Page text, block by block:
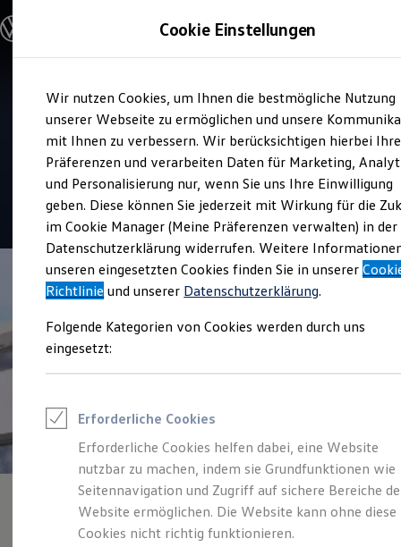
Hauptinhalt
springen
Footer
springen
Modelle und Konfigurator
Modelle vergleichen
Elektroautos
ENERGY Sondermodelle
Nutzfahrzeuge
SUV und CUV
Familienautos
Kombis
Kompaktwagen
Sportwagen
Schnell verfügbare Fahrzeuge
Angebote und Produkte
Aktuelle Angebote
E-Auto-Förderung
Volkswagen Marktplatz
Junge Gebrauchtwagen und Gebrauchtwagen
Volkswagen Zertifizierte Gebrauchtwagen
Zubehör- und Serviceangebote
Leasing
Leasing-Angebote
Gebrauchtwagen Leasing
Junge Gebrauchtwagen-Leasing
Elektroauto Leasing
Kleinwagen-Leasing
Leasing ohne Anzahlung
Finanzierung
Service
Autohaus Koch
Top Kundenzufriedenheit Service 2026
4.9|61 Bewertungen
Cookie Einstellungen
Wir nutzen Cookies, um Ihnen die bestmögliche Nutzung
unserer Webseite zu ermöglichen und unsere
mit Ihnen zu verbessern. Wir berücksichtigen hierbei Ihre
Präferenzen und verarbeiten Daten für Marketing,
und Personalisierung nur, wenn Sie uns Ihre Einwilligung
geben. Diese können Sie jederzeit mit Wirkung für die
im Cookie Manager (Meine Präferenzen verwalten) in der
Datenschutzerklärung widerrufen. Weitere
unseren eingesetzten Cookies finden Sie in unserer
Richtlinie und unserer Datenschutzerklärung.
Folgende Kategorien von Cookies werden durch uns
eingesetzt:
Erforderliche Cookies
Erforderliche Cookies helfen dabei, eine Website
nutzbar zu machen, indem sie Grundfunktionen wie
Seitennavigation und Zugriff auf sichere Bereiche
Website ermöglichen. Die Website kann ohne diese
Cookies nicht richtig funktionieren.